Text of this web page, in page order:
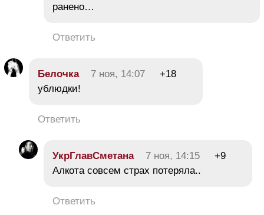
ранено…
Ответить
Белочка 7 ноя, 14:07
+18
ублюдки!
Ответить
УкрГлавСметана 7 ноя, 14:15
+9
Алкота совсем страх потеряла..
Ответить